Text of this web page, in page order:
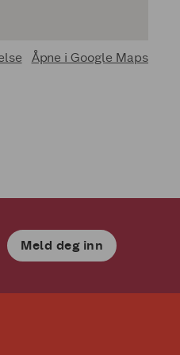
Åpne i Google Maps
Meld deg inn